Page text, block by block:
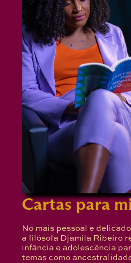
Cartas para
No mais pessoal e
a filósofa Djamila Ribeiro
infância e adolescência
temas como